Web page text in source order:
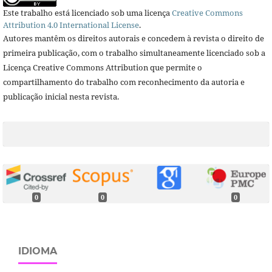
Este trabalho está licenciado sob uma licença Creative Commons
Attribution 4.0 International License.
Autores mantêm os direitos autorais e concedem à revista o direito de
primeira publicação, com o trabalho simultaneamente licenciado sob a
Licença Creative Commons Attribution que permite o
compartilhamento do trabalho com reconhecimento da autoria e
publicação inicial nesta revista.
0 0 0
IDIOMA